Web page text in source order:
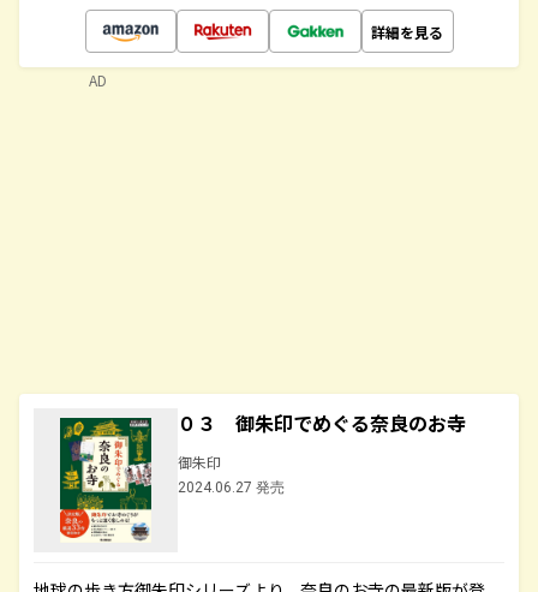
詳細を見る
０３ 御朱印でめぐる奈良のお寺
御朱印
2024.06.27 発売
AD